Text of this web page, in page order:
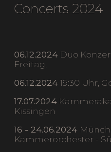
Concerts 2024
06.12.2024 Duo
Freitag,
06.12.202419:30 Uhr,
17.07.2024
Kissingen
16 - 24.06.2024
Kammerorchester -